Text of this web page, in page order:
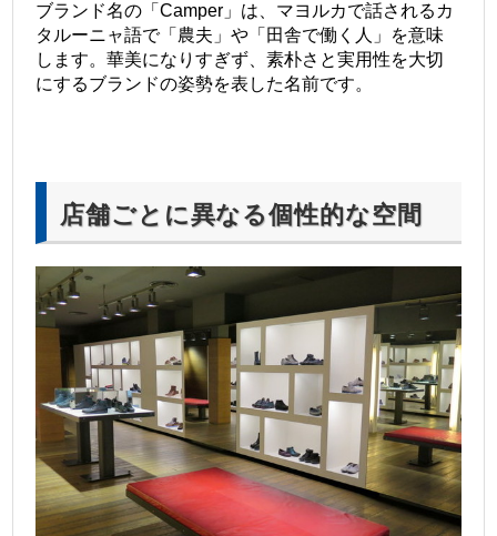
ブランド名の「Camper」は、マヨルカで話されるカ
タルーニャ語で「農夫」や「田舎で働く人」を意味
します。華美になりすぎず、素朴さと実用性を大切
にするブランドの姿勢を表した名前です。
店舗ごとに異なる個性的な空間